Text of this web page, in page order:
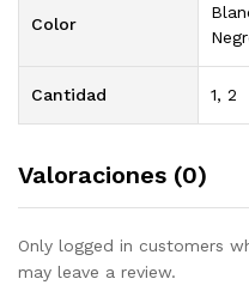
Color
Cantidad 1, 2
Valoraciones (0)
Only logged in customers
may leave a review.